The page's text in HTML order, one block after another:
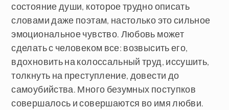
состояние души, которое трудно описать
словами даже поэтам, настолько это сильное
эмоциональное чувство. Любовь может
сделать с человеком все: возвысить его,
вдохновить на колоссальный труд, иссушить,
толкнуть на преступление, довести до
самоубийства. Много безумных поступков
совершалось и совершаются во имя любви.